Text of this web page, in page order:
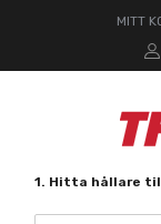
MITT
1. Hitta hållare